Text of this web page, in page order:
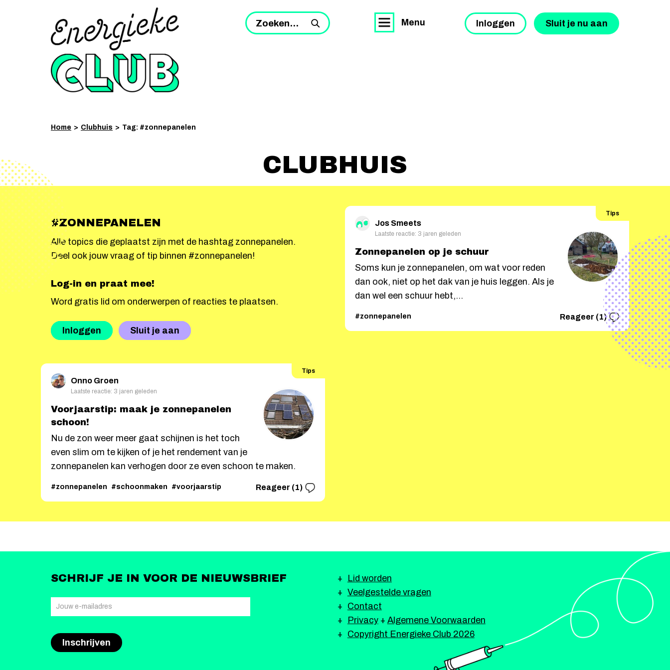
Sluit je nu aan
Inloggen
Zoeken... Menu
Home > Clubhuis > Tag: #zonnepanelen
CLUBHUIS
#ZONNEPANELEN
Alle topics die geplaatst zijn met de hashtag zonnepanelen.
Deel ook jouw vraag of tip binnen #zonnepanelen!
Log-in en praat mee!
Word gratis lid om onderwerpen of reacties te plaatsen.
Inloggen Sluit je aan
Tips
Onno Groen
Laatste reactie: 3 jaren geleden
Voorjaarstip: maak je zonnepanelen
schoon!
Nu de zon weer meer gaat schijnen is het toch
even slim om te kijken of je het rendement van je
zonnepanelen kan verhogen door ze even schoon te maken.
#zonnepanelen #schoonmaken #voorjaarstip Reageer (1)
Tips
Jos Smeets
Laatste reactie: 3 jaren geleden
Zonnepanelen op je schuur
Soms kun je zonnepanelen, om wat voor reden
dan ook, niet op het dak van je huis leggen. Als je
dan wel een schuur hebt,...
#zonnepanelen Reageer (1)
SCHRIJF JE IN VOOR DE NIEUWSBRIEF
Lid worden
Veelgestelde vragen
Contact
Privacy+ Algemene Voorwaarden
Copyright Energieke Club 2026